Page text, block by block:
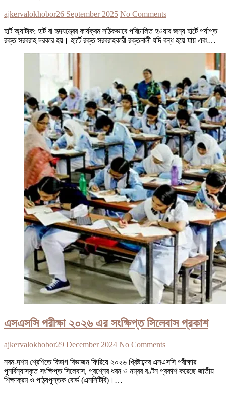
ajkervalokhobor26 September 2025 No Comments
হার্ট অ্যাটাক: হার্ট বা হৃদযন্ত্রের কার্যক্রম সঠিকভাবে পরিচালিত হওয়ার জন্য হার্টে পর্যাপ্ত
রক্ত সরবরাহ দরকার হয়। হার্টে রক্ত সরবরাহকারী রক্তনালী যদি বন্ধ হয়ে যায় এবং…
এসএসসি পরীক্ষা ২০২৬ এর সংক্ষিপ্ত সিলেবাস প্রকাশ
ajkervalokhobor29 December 2024 No Comments
নবম-দশম শ্রেণিতে বিভাগ বিভাজন ফিরিয়ে ২০২৬ খ্রিষ্টাব্দের এসএসসি পরীক্ষার
পুনর্বিন্যাসকৃত সংক্ষিপ্ত সিলেবাস, প্রশ্নের ধরন ও নম্বর বণ্টন প্রকাশ করেছে জাতীয়
শিক্ষাক্রম ও পাঠ্যপুস্তক বোর্ড (এনসিটিবি)।…